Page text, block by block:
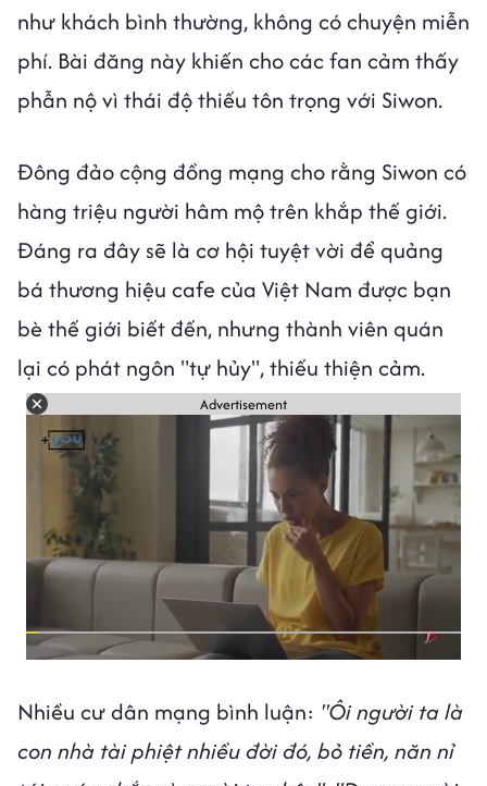
như khách bình thường, không có chuyện miễn
phí. Bài đăng này khiến cho các fan cảm thấy
phẫn nộ vì thái độ thiếu tôn trọng với Siwon.
Đông đảo cộng đồng mạng cho rằng Siwon có
hàng triệu người hâm mộ trên khắp thế giới.
Đáng ra đây sẽ là cơ hội tuyệt vời để quảng
bá thương hiệu cafe của Việt Nam được bạn
bè thế giới biết đến, nhưng thành viên quán
lại có phát ngôn "tự hủy", thiếu thiện cảm.
Advertisement
Nhiều cư dân mạng bình luận: "Ôi người ta là
con nhà tài phiệt nhiều đời đó, bỏ tiền, năn nỉ